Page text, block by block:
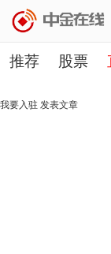
推荐 股票
理财 行业
我要入驻 发表文章